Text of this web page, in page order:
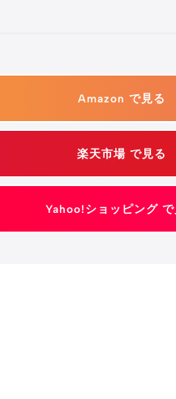
Amazon で見る
楽天市場 で見る
Yahoo!ショッピング で